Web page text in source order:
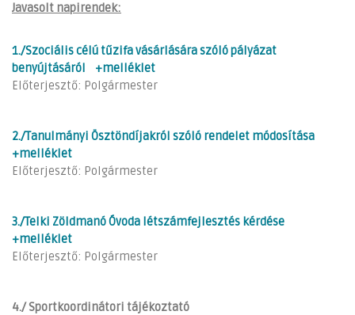
Javasolt napirendek:
1./Szociális célú tűzifa vásárlására szóló pályázat
benyújtásáról
+melléklet
Előterjesztő: Polgármester
2./Tanulmányi Ösztöndíjakról szóló rendelet módosítása
+melléklet
Előterjesztő: Polgármester
3./Telki Zöldmanó Óvoda létszámfejlesztés kérdése
+melléklet
Előterjesztő: Polgármester
4./ Sportkoordinátori tájékoztató